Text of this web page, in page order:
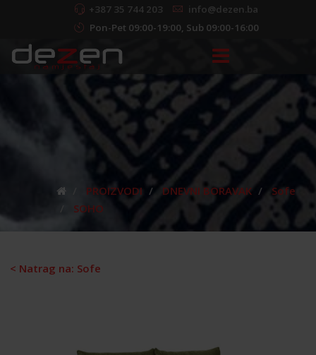
+387 35 744 203
info@dezen.ba
Pon-Pet 09:00-19:00, Sub 09:00-16:00
PROIZVODI DNEVNI BORAVAK
Sofe
SOHO
< Natrag na: Sofe